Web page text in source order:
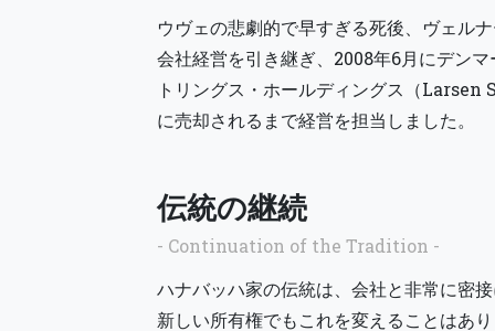
ウヴェの悲劇的で早すぎる死後、ヴェル
会社経営を引き継ぎ、2008年6月にデン
トリングス・ホールディングス（
に売却されるまで経営を担当しました。
伝統の継続
- Continuation of the Tradition -
ハナバッハ家の伝統は、会社と非常に密
新しい所有権でもこれを変えることはあ